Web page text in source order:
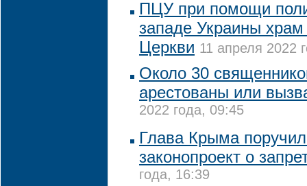
ПЦУ при помощи
западе Украины храм
Церкви 11 апреля 2022
Около 30
арестованы или
2022 года, 09:45
Глава Крыма поручил
законопроект о
года, 16:39